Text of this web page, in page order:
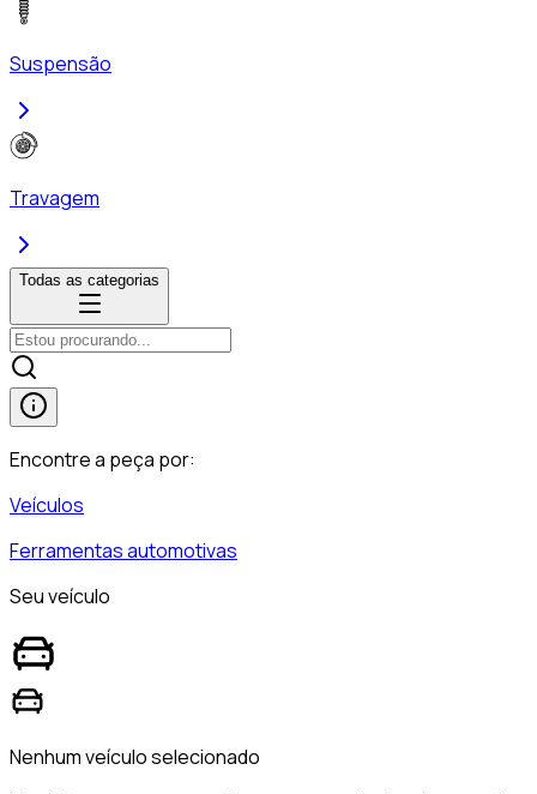
Suspensão
Travagem
Todas as categorias
Encontre a peça por:
Veículos
Ferramentas automotivas
Seu veículo
Nenhum veículo selecionado